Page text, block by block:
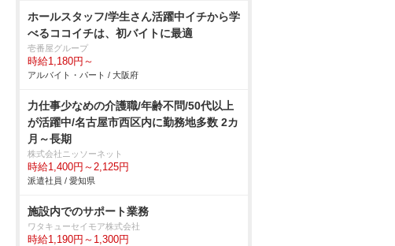
ホールスタッフ/学生さん活躍中イチから学
べるココイチは、初バイトに最適
壱番屋グループ
時給1,180円～
アルバイト・パート / 大阪府
力仕事少なめの介護職/年齢不問/50代以上
が活躍中/名古屋市西区内に勤務地多数 2カ
月～長期
株式会社ニッソーネット
時給1,400円～2,125円
派遣社員 / 愛知県
施設内でのサポート業務
ワタキューセイモア株式会社
時給1,190円～1,300円